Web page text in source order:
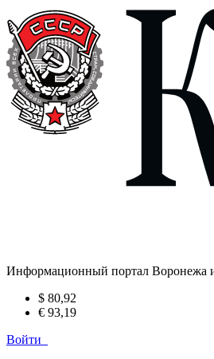
Информационный портал Воронежа
$ 80,92
€ 93,19
Войти